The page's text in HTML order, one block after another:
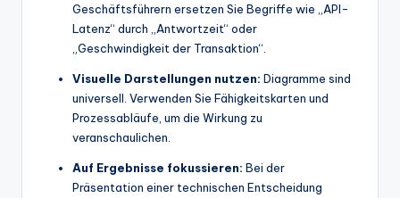
Geschäftsführern ersetzen Sie Begriffe wie „API-
Latenz“ durch „Antwortzeit“ oder
„Geschwindigkeit der Transaktion“.
Visuelle Darstellungen nutzen: Diagramme sind
universell. Verwenden Sie Fähigkeitskarten und
Prozessabläufe, um die Wirkung zu
veranschaulichen.
Auf Ergebnisse fokussieren: Bei der
Präsentation einer technischen Entscheidung